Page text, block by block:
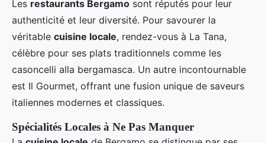
Les restaurants Bergamo sont réputés pour leur
authenticité et leur diversité. Pour savourer la
véritable cuisine locale, rendez-vous à La Tana,
célèbre pour ses plats traditionnels comme les
casoncelli alla bergamasca. Un autre incontournable
est Il Gourmet, offrant une fusion unique de saveurs
italiennes modernes et classiques.
Spécialités Locales à Ne Pas Manquer